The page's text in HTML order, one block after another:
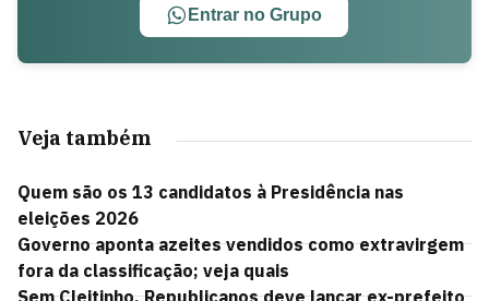
Entrar no Grupo
Veja também
Quem são os 13 candidatos à Presidência nas
eleições 2026
Governo aponta azeites vendidos como extravirgem
fora da classificação; veja quais